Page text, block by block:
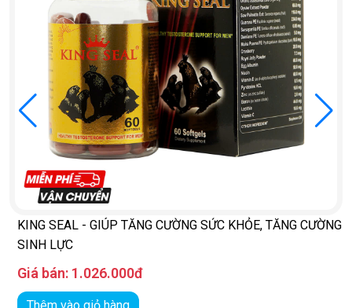
KING SEAL - GIÚP TĂNG CƯỜNG SỨC KHỎE, TĂNG CƯỜNG
SINH LỰC
Giá bán: 1.026.000đ